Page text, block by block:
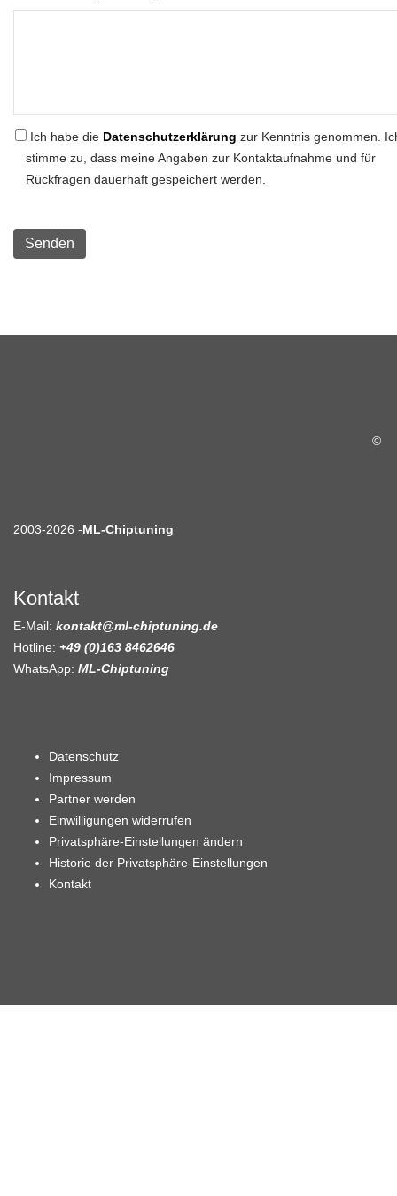
Ich habe die Datenschutzerklärung zur Kenntnis genommen.
stimme zu, dass meine Angaben zur Kontaktaufnahme und für
Rückfragen dauerhaft gespeichert werden.
©
2003-2026 -ML-Chiptuning
Kontakt
E-Mail: kontakt@ml-chiptuning.de
Hotline: +49 (0)163 8462646
WhatsApp: ML-Chiptuning
Datenschutz
Impressum
Partner werden
Einwilligungen widerrufen
Privatsphäre-Einstellungen ändern
Historie der Privatsphäre-Einstellungen
Kontakt